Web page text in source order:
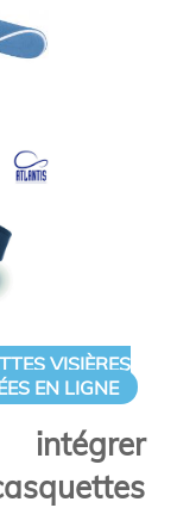
VISIÈRES
EN LIGNE